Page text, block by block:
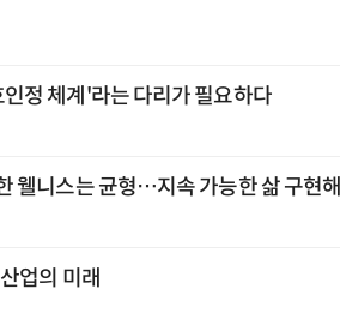
정 체계'라는 다리가 필요하다
웰니스는 균형…지속 가능한 삶 구현
업의 미래